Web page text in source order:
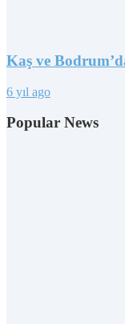
Kaş ve
6 yıl ago
Popular News